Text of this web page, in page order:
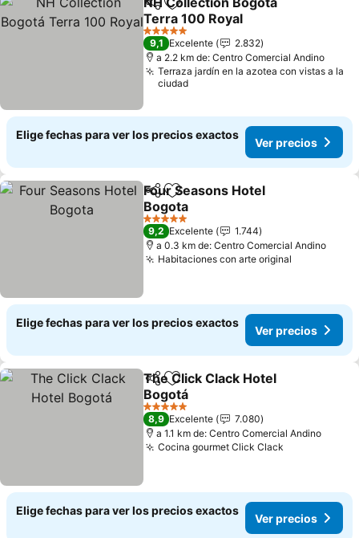
CompartirAgregar a favoritos
Terra 100 Royal
Ver precios
5 Estrellas
9,1 Excelente
2.832
a 2.2 km de: Centro Comercial Andino
Terraza jardín en la azotea con vistas a la
ciudad
Elige fechas para ver los precios exactos
Ver precios
CompartirAgregar a favoritos
Four Seasons Hotel
Bogota
Ver precios
5 Estrellas
9,2 Excelente
1.744
a 0.3 km de: Centro Comercial Andino
Habitaciones con arte original
Elige fechas para ver los precios exactos
Ver precios
Compartir
Agregar a favoritos
The Click Clack Hotel
Bogotá
Ver precios
5 Estrellas
8,9 Excelente
7.080
a 1.1 km de: Centro Comercial Andino
Cocina gourmet Click Clack
Elige fechas para ver los precios exactos
Ver precios